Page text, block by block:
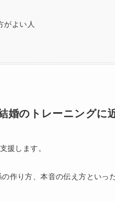
がよい人
婚のトレーニングに
援します。
作り方、本音の伝え方といっ